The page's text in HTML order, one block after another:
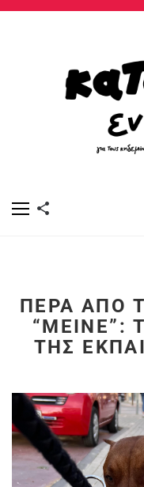
ΠΈΡΑ ΑΠΌ
“ΜΕΊΝΕ”:
ΤΗΣ